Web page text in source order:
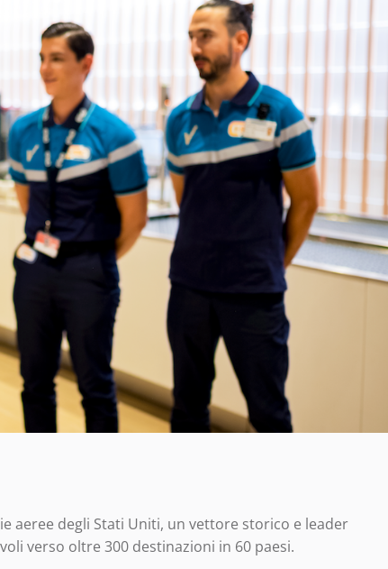
aeree degli Stati Uniti, un vettore storico e leader
verso oltre 300 destinazioni in 60 paesi.